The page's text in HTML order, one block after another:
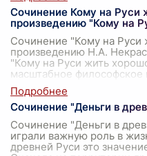
Сочинение Кому на Руси
произведению "Кому на
Сочинение "Кому на Руси
произведению Н.А.
"Кому на Руси жить
масштабное философское
Сочинение "Деньги в
Сочинение "Деньги в
играли важную роль в
древней Руси это